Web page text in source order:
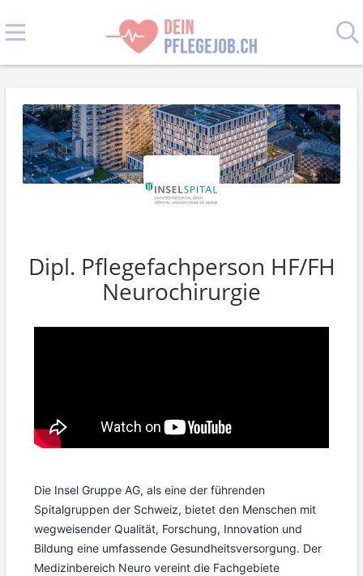
Dipl. Pflegefachperson HF/FH
Neurochirurgie
Die Insel Gruppe AG, als eine der führenden
Spitalgruppen der Schweiz, bietet den Menschen mit
wegweisender Qualität, Forschung, Innovation und
Bildung eine umfassende Gesundheitsversorgung. Der
Medizinbereich Neuro vereint die Fachgebiete